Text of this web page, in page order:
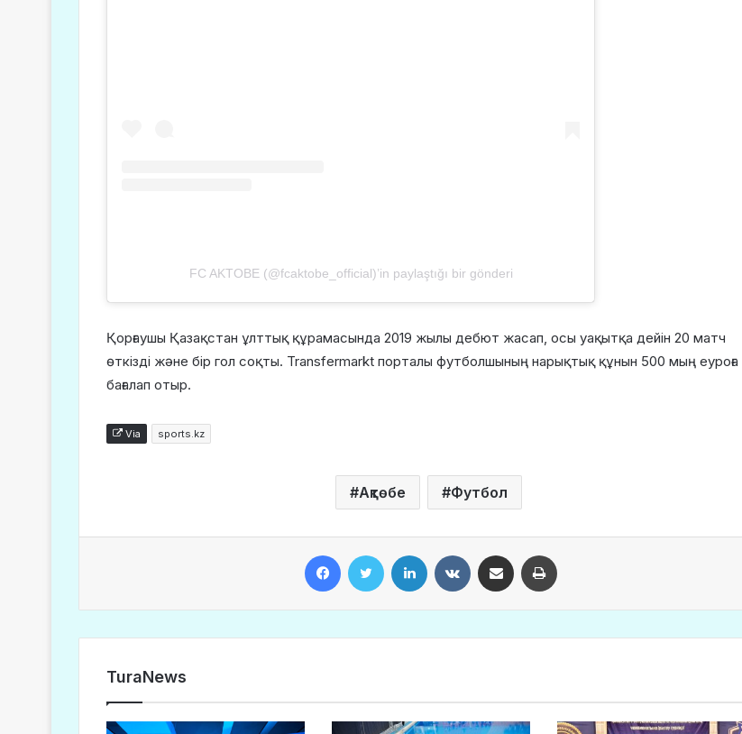
FC AKTOBE (@fcaktobe_official)’in paylaştığı bir gönderi
Қорғаушы Қазақстан ұлттық құрамасында 2019 жылы дебют жасап, осы уақытқа дейін 20 матч
өткізді және бір гол соқты. Transfermarkt порталы футболшының нарықтық құнын 500 мың еуроға
бағалап отыр.
Via sports.kz
Ақтөбе Футбол
TuraNews